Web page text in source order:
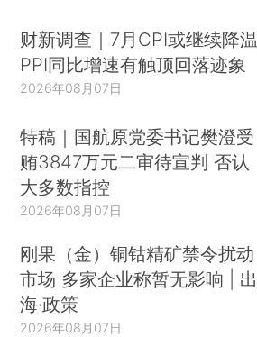
财新调查｜7月CPI或继续降温
PPI同比增速有触顶回落迹象
2026年08月07日
特稿｜国航原党委书记樊澄受
贿3847万元二审待宣判 否认
大多数指控
2026年08月07日
刚果（金）铜钴精矿禁令扰动
市场 多家企业称暂无影响 | 出
海·政策
2026年08月07日